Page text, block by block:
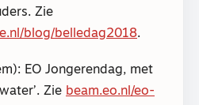
Zie
blog/belledag2018.
EO Jongerendag, met
Zie beam.eo.nl/eo-